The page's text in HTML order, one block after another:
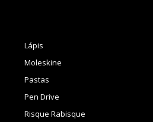
Lápis
Moleskine
Pastas
Pen Drive
Risque Rabisque